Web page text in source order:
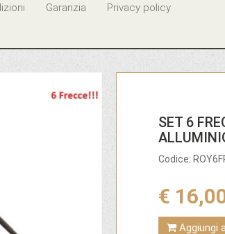
Garanzia
Privacy policy
SET 6
Codice:
€
Aggiungi